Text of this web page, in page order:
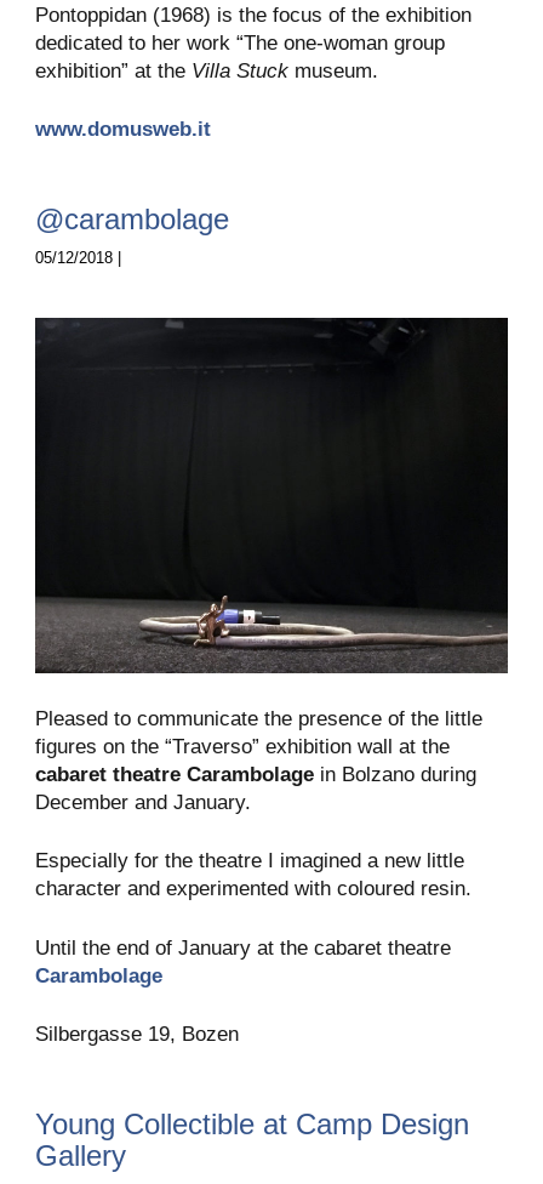
Pontoppidan (1968) is the focus of the exhibition
dedicated to her work “The one-woman group
exhibition” at the Villa Stuckmuseum.
www.domusweb.it
@carambolage
05/12/2018 |
Pleased to communicate the presence of the little
figures on the “Traverso” exhibition wall at the
cabaret theatre Carambolagein Bolzano during
December and January.
Especially for the theatre I imagined a new little
character and experimented with coloured resin.
Until the end of January at the cabaret theatre
Carambolage
Silbergasse 19, Bozen
Young Collectible at Camp Design
Gallery